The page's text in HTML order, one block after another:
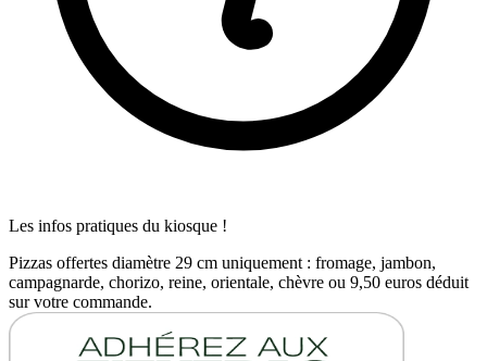
Les infos pratiques du kiosque !
Pizzas offertes diamètre 29 cm uniquement : fromage, jambon,
campagnarde, chorizo, reine, orientale, chèvre ou 9,50 euros déduit
sur votre commande.